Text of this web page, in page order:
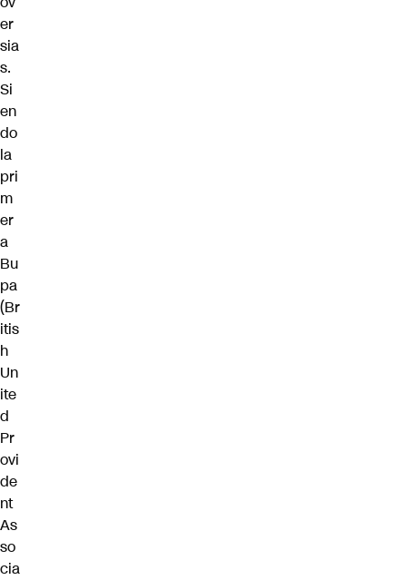
er
sia
s.
Si
en
do
la
pri
m
er
a
Bu
pa
(Br
itis
h
Un
ite
d
Pr
ovi
de
nt
As
so
cia